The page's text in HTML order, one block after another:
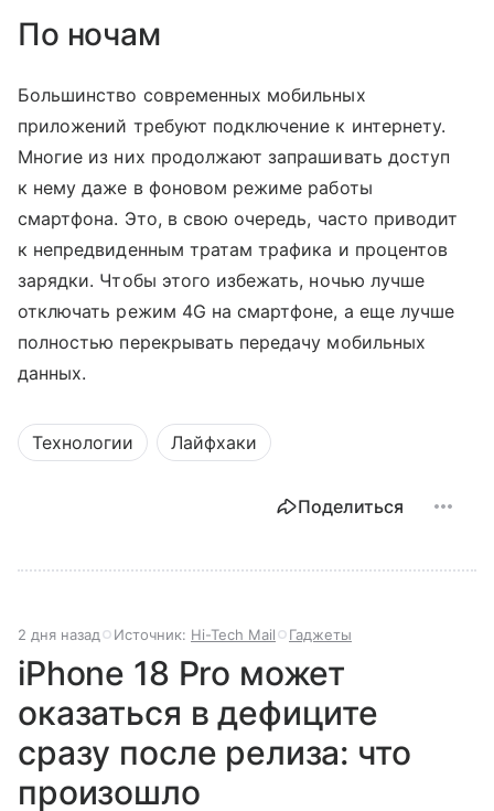
По ночам
Большинство современных мобильных
приложений требуют подключение к интернету.
Многие из них продолжают запрашивать доступ
к нему даже в фоновом режиме работы
смартфона. Это, в свою очередь, часто приводит
к непредвиденным тратам трафика и процентов
зарядки. Чтобы этого избежать, ночью лучше
отключать режим 4G на смартфоне, а еще лучше
полностью перекрывать передачу мобильных
данных.
Технологии Лайфхаки
Поделиться
2 дня назад Источник: Hi-Tech Mail Гаджеты
iPhone 18 Pro может
оказаться в дефиците
сразу после релиза: что
произошло